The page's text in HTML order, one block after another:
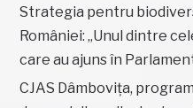
Strategia pentru
României: „Unul dintre
care au ajuns în
CJAS Dâmbovița,